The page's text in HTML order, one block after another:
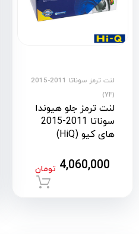
لنت ترمز سوناتا 2011-2015
(YF)
لنت ترمز جلو هیوندا
سوناتا 2011-2015
های کیو (HiQ)
4,060,000 تومان